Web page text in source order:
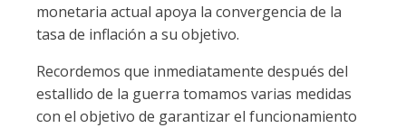
monetaria actual apoya la convergencia de la
tasa de inflación a su objetivo.
Recordemos que inmediatamente después del
estallido de la guerra tomamos varias medidas
con el objetivo de garantizar el funcionamiento